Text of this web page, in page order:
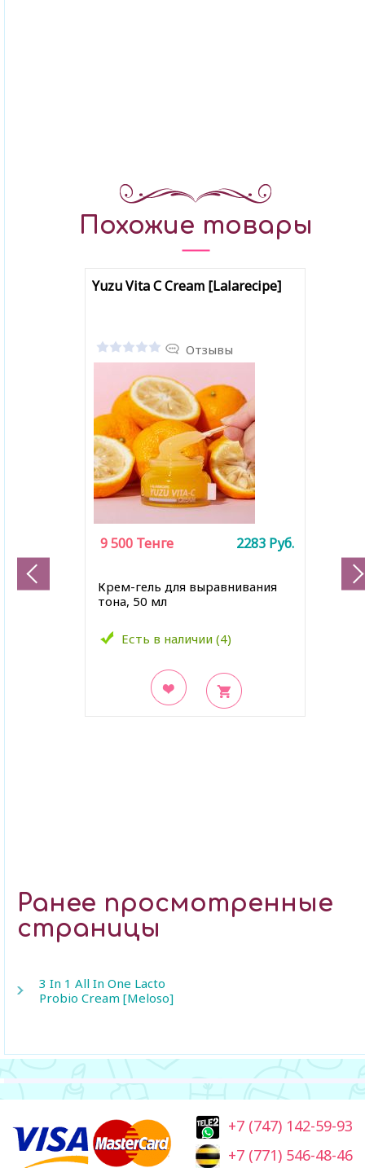
Похожие товары
Yuzu Vita С Cream [Lalarecipe]
Отзывы
Крем-гель для выравнивания
тона, 50 мл
Есть в наличии (4)
9 500 Тенге 2283 Руб.
Ранее просмотренные
страницы
3 In 1 All In One Lacto
Probio Cream [Meloso]
+7 (747) 142-59-93
+7 (771) 546-48-46